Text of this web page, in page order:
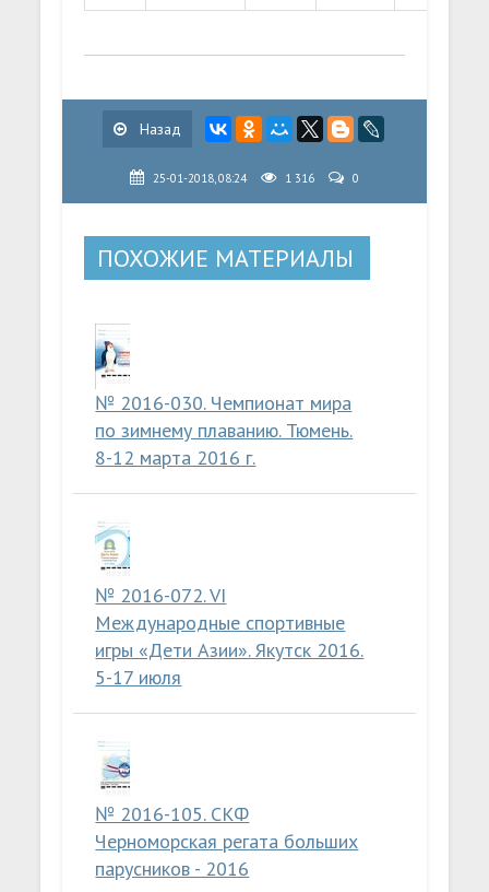
Назад
25-01-2018, 08:24 1 316 0
ПОХОЖИЕ МАТЕРИАЛЫ
№ 2016-030. Чемпионат мира
по зимнему плаванию. Тюмень.
8-12 марта 2016 г.
№ 2016-072. VI
Международные спортивные
игры «Дети Азии». Якутск 2016.
5-17 июля
№ 2016-105. СКФ
Черноморская регата больших
парусников - 2016